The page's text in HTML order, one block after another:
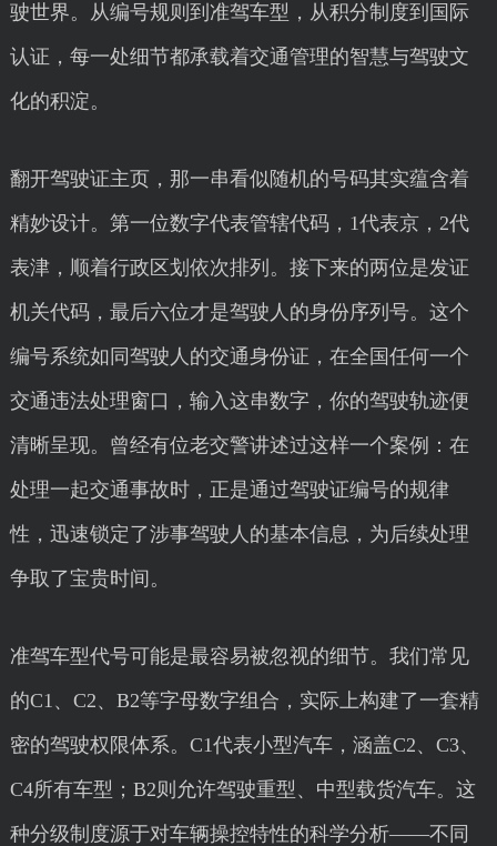
驶世界。从编号规则到准驾车型，从积分制度到国际
认证，每一处细节都承载着交通管理的智慧与驾驶文
化的积淀。
翻开驾驶证主页，那一串看似随机的号码其实蕴含着
精妙设计。第一位数字代表管辖代码，1代表京，2代
表津，顺着行政区划依次排列。接下来的两位是发证
机关代码，最后六位才是驾驶人的身份序列号。这个
编号系统如同驾驶人的交通身份证，在全国任何一个
交通违法处理窗口，输入这串数字，你的驾驶轨迹便
清晰呈现。曾经有位老交警讲述过这样一个案例：在
处理一起交通事故时，正是通过驾驶证编号的规律
性，迅速锁定了涉事驾驶人的基本信息，为后续处理
争取了宝贵时间。
准驾车型代号可能是最容易被忽视的细节。我们常见
的C1、C2、B2等字母数字组合，实际上构建了一套精
密的驾驶权限体系。C1代表小型汽车，涵盖C2、C3、
C4所有车型；B2则允许驾驶重型、中型载货汽车。这
种分级制度源于对车辆操控特性的科学分析——不同